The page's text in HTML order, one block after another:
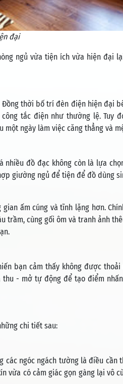
đại
ngủ vừa tiện ích vừa hiện đại
thời bố trí đèn điện hiện đại
tắc điện như thường lệ. Tuy
ngày làm việc căng thẳng và
nhiều đồ đạc không còn là lựa
giường ngủ để tiện để đồ dùng
gian ấm cúng và tĩnh lặng hơn.
trầm, cùng gối ôm và tranh ảnh
bạn cảm thấy không được thoải
- mở tự động để tạo điểm
chi tiết sau:
các ngóc ngách tường là điều cần
vừa có cảm giác gọn gàng lại vô